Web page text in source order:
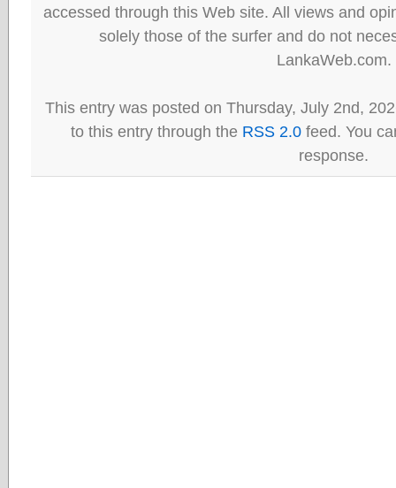
accessed through this Web site. All views and
solely those of the surfer and do not
LankaWeb.com.
This entry was posted on Thursday, July 2nd,
to this entry through the RSS 2.0 feed. You
response.